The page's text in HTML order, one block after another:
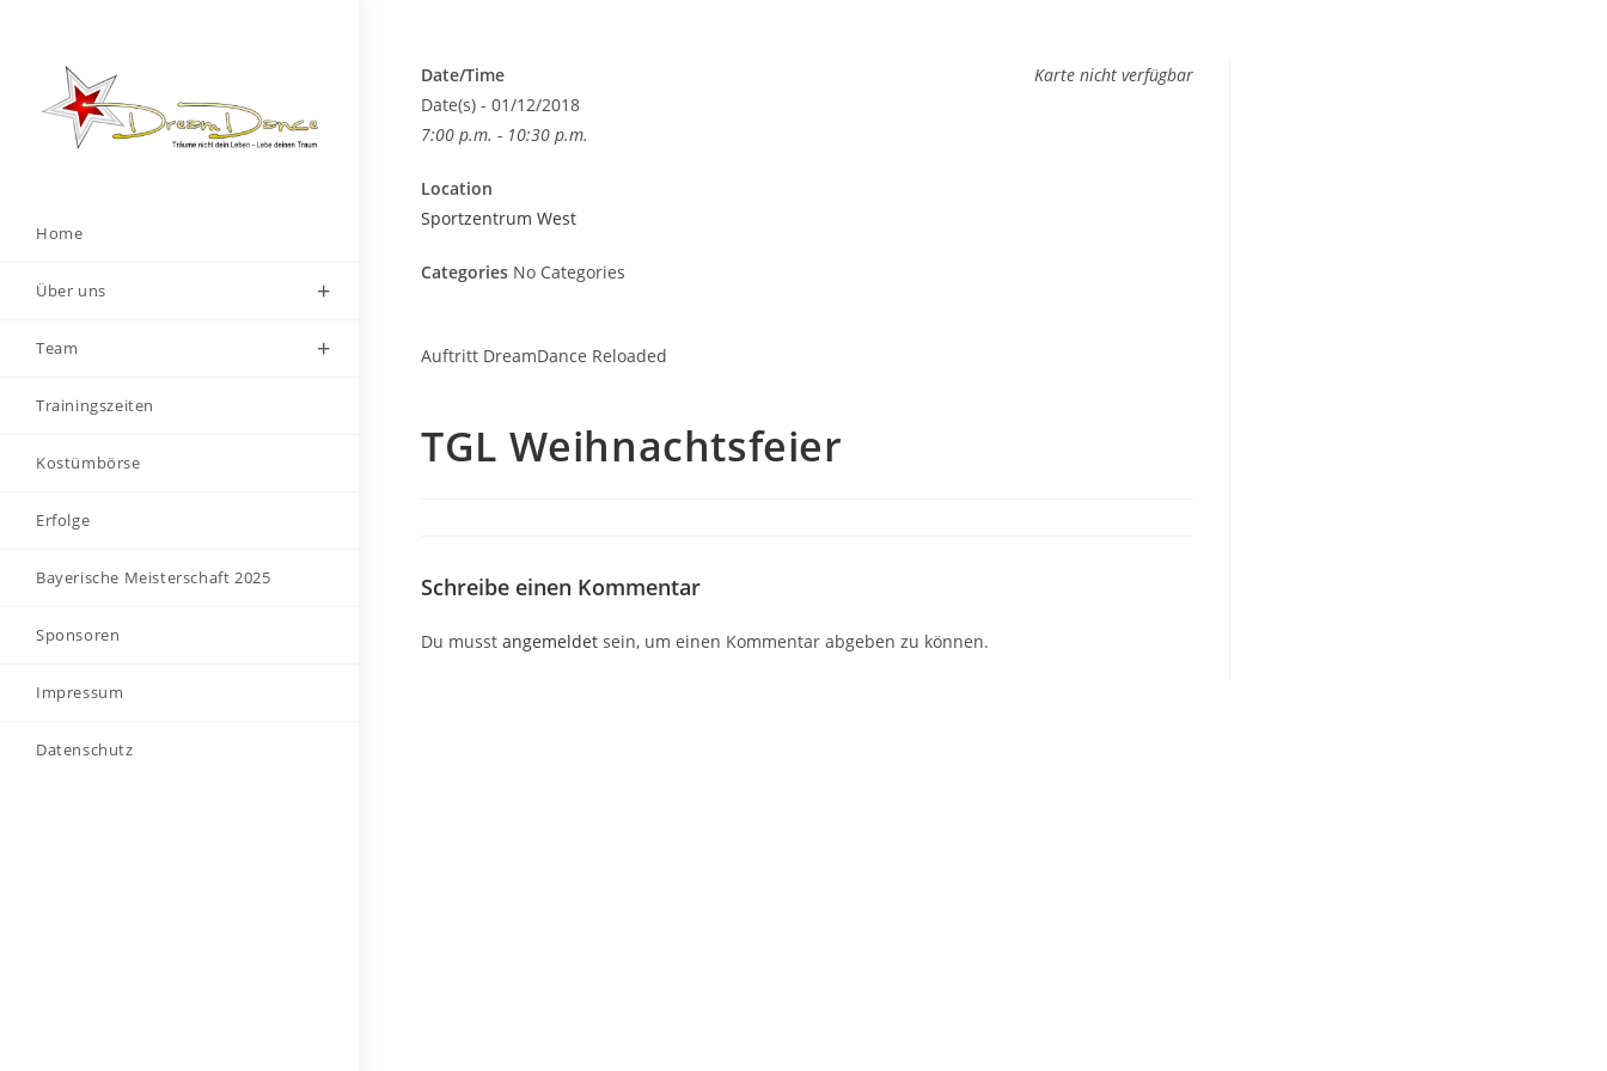
springen
Home
Über uns
Team
Trainingszeiten
Kostümbörse
Erfolge
Bayerische Meisterschaft 2025
Sponsoren
Impressum
Datenschutz
Karte nicht verfügbar
Date/Time
Date(s) - 01/12/2018
7:00 p.m. - 10:30 p.m.
Location
Sportzentrum West
Categories No Categories
Auftritt DreamDance Reloaded
TGL Weihnachtsfeier
Schreibe einen Kommentar
Du musstangemeldet sein, um einen Kommentar abgeben zu können.